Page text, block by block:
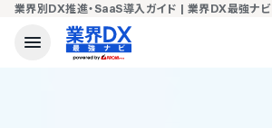
業界別DX推進・SaaS導入ガイド | 業界DX最強ナビ